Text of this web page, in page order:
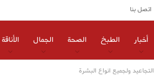
اتصل بنا
أخبار الطبخ الصحة الجمال الأناقة
التجاعيد ولجميع انواع البشرة